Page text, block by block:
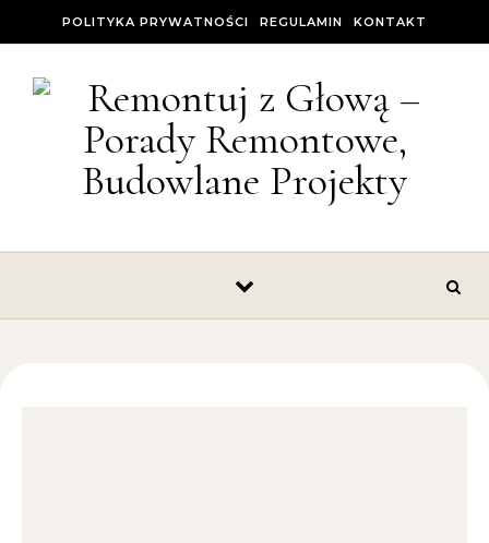
POLITYKA PRYWATNOŚCI REGULAMIN KONTAKT